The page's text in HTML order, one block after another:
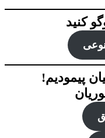
کنید
پیمودیم!